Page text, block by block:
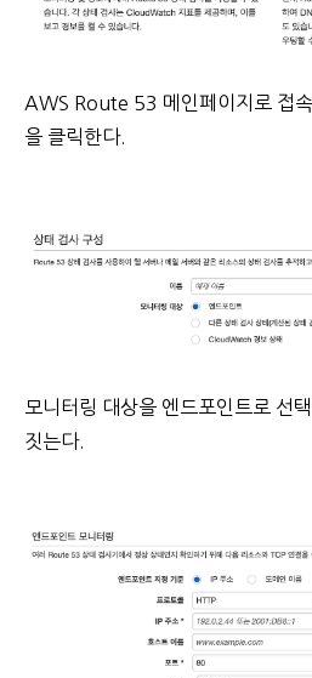
AWS Route 53 메인페이지로 접
을 클릭한다.
모니터링 대상을 엔드포인트로 선
짓는다.